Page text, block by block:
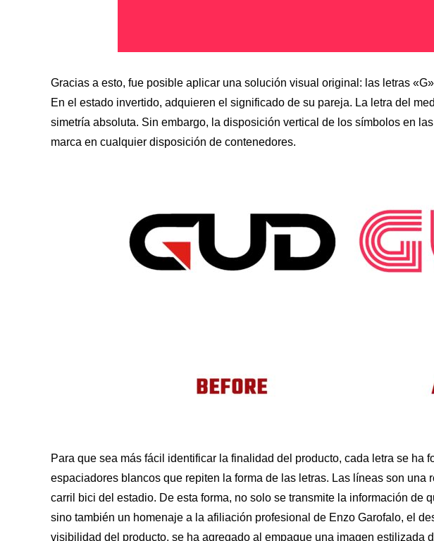
Gracias a esto, fue posible aplicar una solución visual original: las letras
En el estado invertido, adquieren el significado de su pareja. La letra del
simetría absoluta. Sin embargo, la disposición vertical de los símbolos en
marca en cualquier disposición de contenedores.
Para que sea más fácil identificar la finalidad del producto, cada letra se ha
espaciadores blancos que repiten la forma de las letras. Las líneas son una
carril bici del estadio. De esta forma, no solo se transmite la información de
sino también un homenaje a la afiliación profesional de Enzo Garofalo, el
visibilidad del producto, se ha agregado al empaque una imagen estilizada